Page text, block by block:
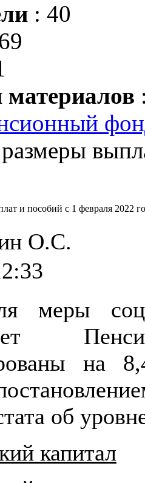
: 40
и пособий с 1 февраля 2022
О.C.
меры
на
об
капитал